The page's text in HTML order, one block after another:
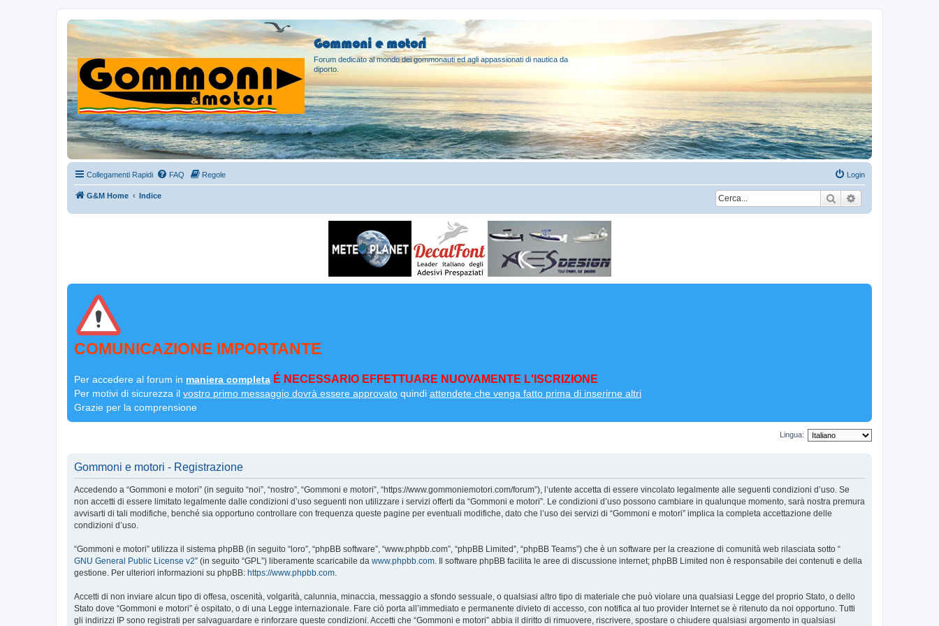
Gommoni e motori
Forum dedicato al mondo dei gommonauti ed agli appassionati di nautica da
diporto.
Collegamenti Rapidi FAQ Regole Login
G&M Home Indice Cerca
COMUNICAZIONE IMPORTANTE
Per accedere al forum in maniera completa É NECESSARIO EFFETTUARE NUOVAMENTE L'ISCRIZIONE
Per motivi di sicurezza il vostro primo messaggio dovrà essere approvato quindi attendete che venga fatto prima di inserirne altri
Grazie per la comprensione
Lingua:
Gommoni e motori - Registrazione
Accedendo a “Gommoni e motori” (in seguito “noi”, “nostro”, “Gommoni e motori”, “https://www.gommoniemotori.com/forum”), l’utente accetta di essere vincolato legalmente alle seguenti condizioni d’uso. Se
non accetti di essere limitato legalmente dalle condizioni d’uso seguenti non utilizzare i servizi offerti da “Gommoni e motori”. Le condizioni d’uso possono cambiare in qualunque momento, sarà nostra premura
avvisarti di tali modifiche, benché sia opportuno controllare con frequenza queste pagine per eventuali modifiche, dato che l’uso dei servizi di “Gommoni e motori” implica la completa accettazione delle
condizioni d’uso.
“Gommoni e motori” utilizza il sistema phpBB (in seguito “loro”, “phpBB software”, “www.phpbb.com”, “phpBB Limited”, “phpBB Teams”) che è un software per la creazione di comunità web rilasciata sotto “
GNU General Public License v2” (in seguito “GPL”) liberamente scaricabile da www.phpbb.com . Il software phpBB facilita le aree di discussione internet; phpBB Limited non è responsabile dei contenuti e della
gestione. Per ulteriori informazioni su phpBB: https://www.phpbb.com
Accetti di non inviare alcun tipo di offesa, oscenità, volgarità, calunnia, minaccia, messaggio a sfondo sessuale, o qualsiasi altro tipo di materiale che può violare una qualsiasi Legge del proprio Stato, o dello
Stato dove “Gommoni e motori” è ospitato, o di una Legge internazionale. Fare ciò porta all’immediato e permanente divieto di accesso, con notifica al tuo provider Internet se è ritenuto da noi opportuno. Tutti
gli indirizzi IP sono registrati per salvaguardare e rinforzare queste condizioni. Accetti che “Gommoni e motori” abbia il diritto di rimuovere, riscrivere, spostare o chiudere qualsiasi argomento in qualsiasi